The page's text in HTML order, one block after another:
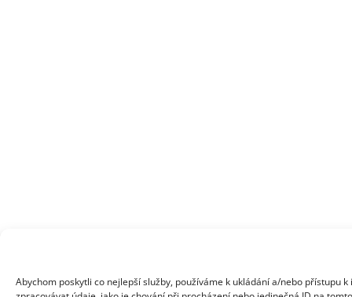
Abychom poskytli co nejlepší služby, používáme k ukládání a/nebo přístupu